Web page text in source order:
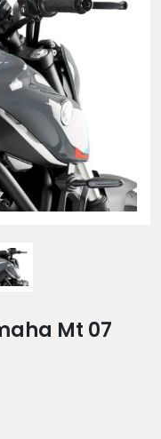
Mt 07